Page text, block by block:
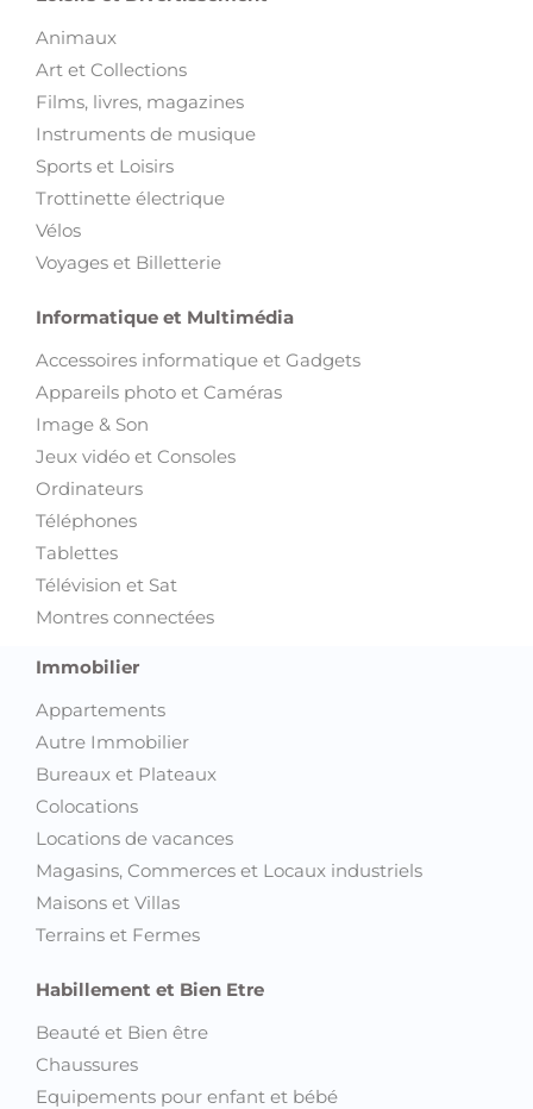
Animaux
Art et Collections
Films, livres, magazines
Instruments de musique
Sports et Loisirs
Trottinette électrique
Vélos
Voyages et Billetterie
Informatique et Multimédia
Accessoires informatique et Gadgets
Appareils photo et Caméras
Image & Son
Jeux vidéo et Consoles
Ordinateurs
Téléphones
Tablettes
Télévision et Sat
Montres connectées
Immobilier
Appartements
Autre Immobilier
Bureaux et Plateaux
Colocations
Locations de vacances
Magasins, Commerces et Locaux industriels
Maisons et Villas
Terrains et Fermes
Habillement et Bien Etre
Beauté et Bien être
Chaussures
Equipements pour enfant et bébé